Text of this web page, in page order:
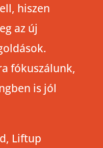
hiszen
az új
fókuszálunk,
is jól
Liftup